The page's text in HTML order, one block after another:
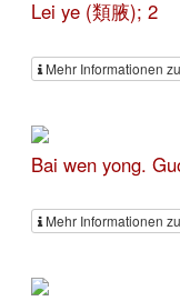
Lei ye (類腋); 2
Mehr Informationen
Bai wen yong.
Mehr Informationen